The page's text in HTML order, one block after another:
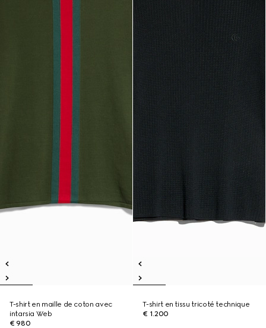
T-shirt en maille de coton avec
intarsia Web
€ 980
T-shirt en tissu tricoté technique
€ 1.200